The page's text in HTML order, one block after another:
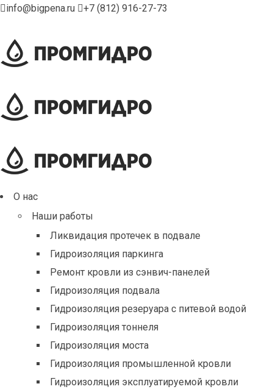
info@bigpena.ru +7 (812) 916-27-73
О нас
Наши работы
Ликвидация протечек в подвале
Гидроизоляция паркинга
Ремонт кровли из сэнвич-панелей
Гидроизоляция подвала
Гидроизоляция резеруара с питевой водой
Гидроизоляция тоннеля
Гидроизоляция моста
Гидроизоляция промышленной кровли
Гидроизоляция эксплуатируемой кровли